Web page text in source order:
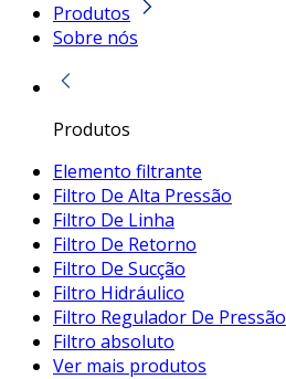
Produtos
Sobre nós
Produtos
Elemento filtrante
Filtro De Alta Pressão
Filtro De Linha
Filtro De Retorno
Filtro De Sucção
Filtro Hidráulico
Filtro Regulador De Pressão
Filtro absoluto
Ver mais produtos